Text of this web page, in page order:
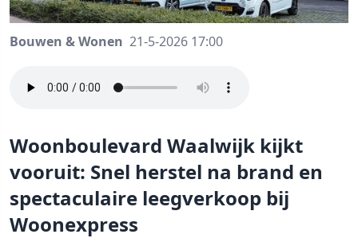
Bouwen & Wonen 21-5-2026 17:00
Woonboulevard Waalwijk kijkt
vooruit: Snel herstel na brand en
spectaculaire leegverkoop bij
Woonexpress